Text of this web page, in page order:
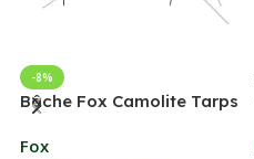
-8%
Bâche Fox Camolite Tarps
Fox